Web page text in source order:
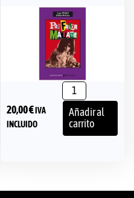
20,00€ IVA
INCLUIDO
Añadir al
carrito